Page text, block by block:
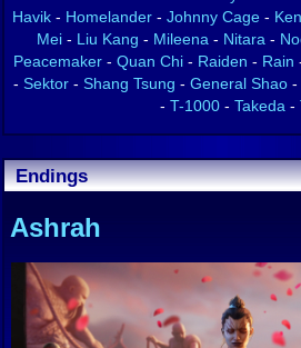
Havik - Homelander - Johnny Cage -
Mei - Liu Kang - Mileena - Nitara -
Peacemaker - Quan Chi - Raiden - Rain
- Sektor- Shang Tsung - General Shao-
- T-1000 - Takeda -
Endings
Ashrah